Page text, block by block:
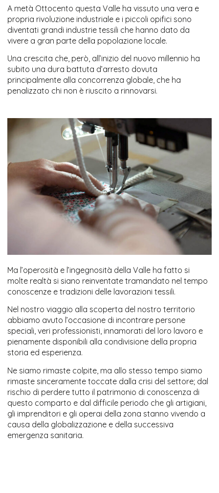
A metà Ottocento questa Valle ha vissuto una vera e
propria rivoluzione industriale e i piccoli opifici sono
diventati grandi industrie tessili che hanno dato da
vivere a gran parte della popolazione locale.
Una crescita che, però, all’inizio del nuovo millennio ha
subito una dura battuta d’arresto dovuta
principalmente alla concorrenza globale, che ha
penalizzato chi non è riuscito a rinnovarsi.
Ma l’operosità e l’ingegnosità della Valle ha fatto si
molte realtà si siano reinventate tramandato nel tempo
conoscenze e tradizioni delle lavorazioni tessili.
Nel nostro viaggio alla scoperta del nostro territorio
abbiamo avuto l’occasione di incontrare persone
speciali, veri professionisti, innamorati del loro lavoro e
pienamente disponibili alla condivisione della propria
storia ed esperienza.
Ne siamo rimaste colpite, ma allo stesso tempo siamo
rimaste sinceramente toccate dalla crisi del settore; dal
rischio di perdere tutto il patrimonio di conoscenza di
questo comparto e dal difficile periodo che gli artigiani,
gli imprenditori e gli operai della zona stanno vivendo a
causa della globalizzazione e della successiva
emergenza sanitaria.